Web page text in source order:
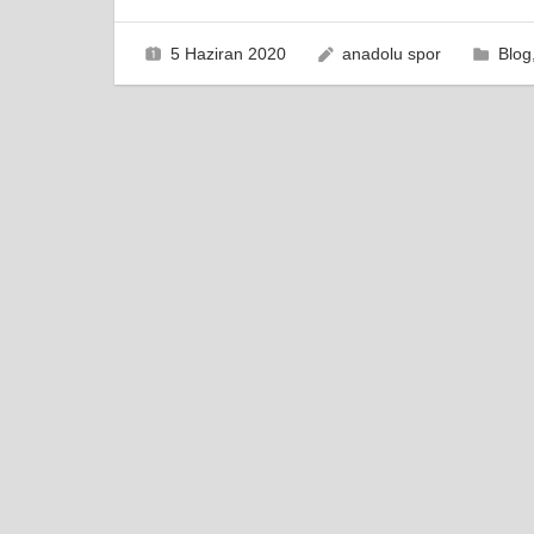
5 Haziran 2020 anadolu spor Blog